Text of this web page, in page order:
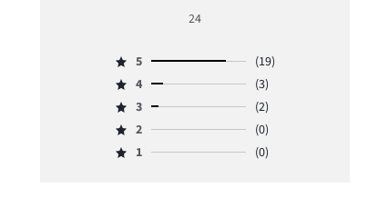
5
24
Ocena
5,
ilość
głosów
5
(19)
Ocena
4,
ilość
głosów
4
(3)
Ocena
3,
ilość
3
(2)
Ocena
2,
2
(0)
Ocena
1 (0)